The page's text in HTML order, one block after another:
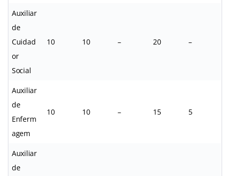
Auxiliar
de
Cuidad
or
Social
10 10 – 20 –
Auxiliar
de
Enferm
agem
10 10 – 15 5
Auxiliar
de